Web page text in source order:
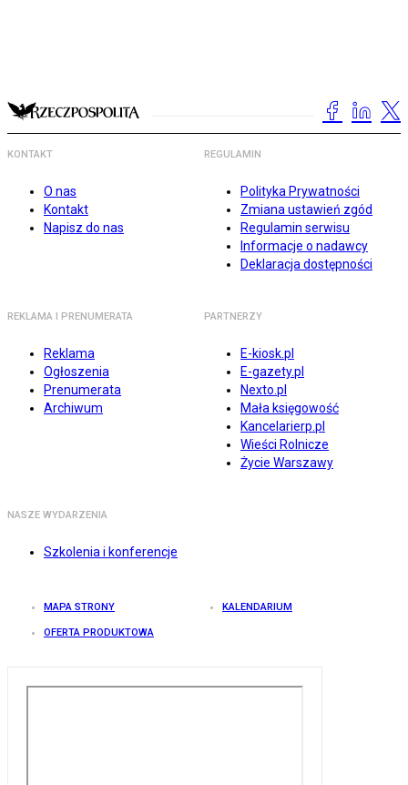
KONTAKT
O nas
Kontakt
Napisz do nas
REGULAMIN
Polityka Prywatności
Zmiana ustawień zgód
Regulamin serwisu
Informacje o nadawcy
Deklaracja dostępności
REKLAMA I PRENUMERATA
Reklama
Ogłoszenia
Prenumerata
Archiwum
PARTNERZY
E-kiosk.pl
E-gazety.pl
Nexto.pl
Mała księgowość
Kancelarierp.pl
Wieści Rolnicze
Życie Warszawy
NASZE WYDARZENIA
Szkolenia i konferencje
MAPA STRONY KALENDARIUM
OFERTA PRODUKTOWA